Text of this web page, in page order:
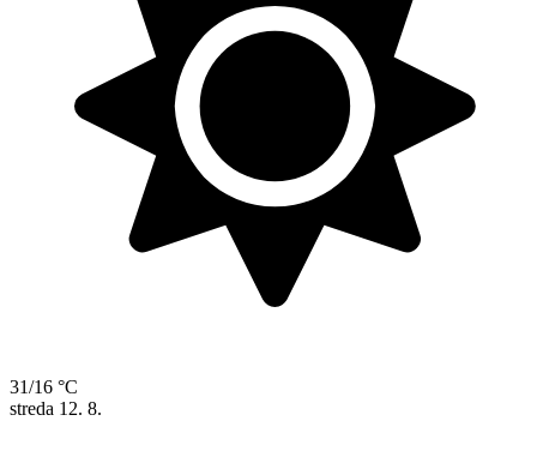
31/16 °C
streda 12. 8.